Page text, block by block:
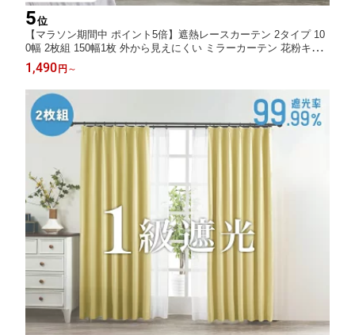
5位
【マラソン期間中 ポイント5倍】遮熱レースカーテン 2タイプ 10
0幅 2枚組 150幅1枚 外から見えにくい ミラーカーテン 花粉キャ
ッチ 遮熱 UVカット 遮像 省エネ 二枚組 遮熱カーテン ホワイト
ピンク レース シンプル 洗濯可 目隠し 送料無料
1,490円 ～